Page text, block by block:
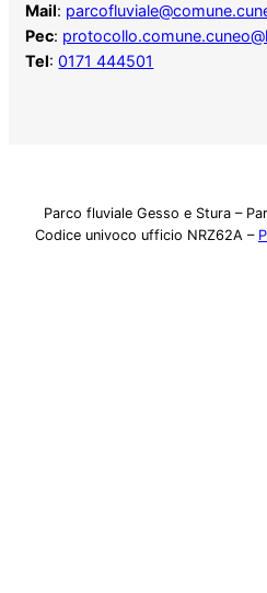
Mail:
Pec:
Tel:0171 444501
Parco fluviale Gesso e Stura –
Codice univoco ufficio NRZ62A –